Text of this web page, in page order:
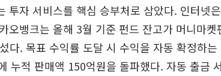
투자 서비스를 핵심 승부처로 삼았다. 인터넷
오뱅크는 올해 3월 기준 펀드 잔고가 머니마
다. 목표 수익률 도달 시 수익을 자동 확정하는
누적 판매액 150억원을 돌파했다. 자동 출금